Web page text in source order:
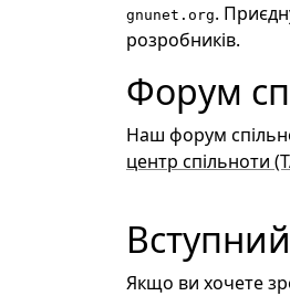
gnunet.org.
розробників.
Форум
Наш форум
центр спільноти
Якщо ви хочете